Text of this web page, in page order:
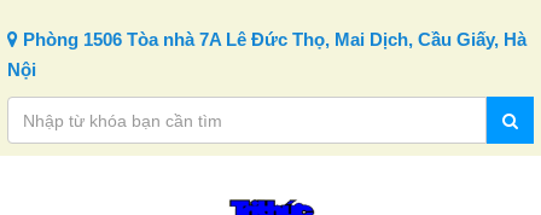
Phòng 1506 Tòa nhà 7A Lê Đức Thọ, Mai Dịch, Cầu Giấy, Hà
Nội